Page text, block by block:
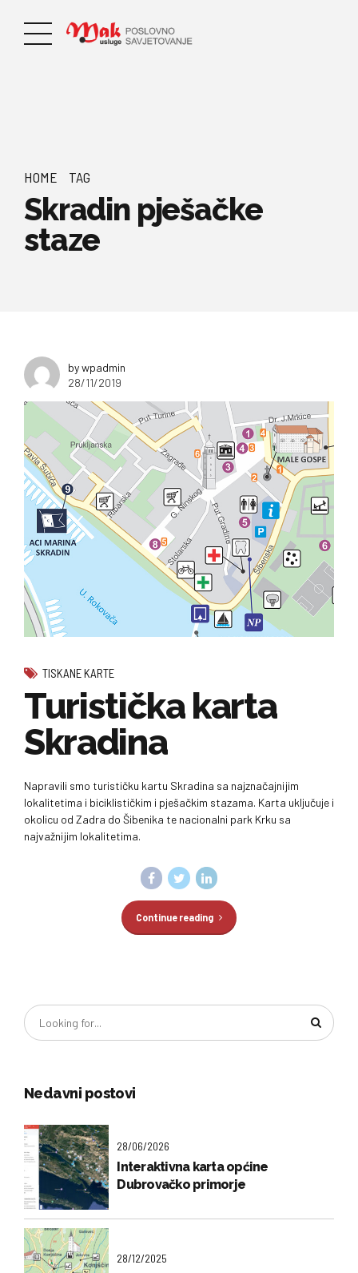
HOME TAG
Skradin pješačke
staze
by wpadmin
28/11/2019
TISKANE KARTE
Turistička karta
Skradina
Napravili smo turističku kartu Skradina sa najznačajnijim
lokalitetima i biciklističkim i pješačkim stazama. Karta uključuje i
okolicu od Zadra do Šibenika te nacionalni park Krku sa
najvažnijim lokalitetima.
Continue reading
Nedavni postovi
28/06/2026
Interaktivna karta općine
Dubrovačko primorje
28/12/2025